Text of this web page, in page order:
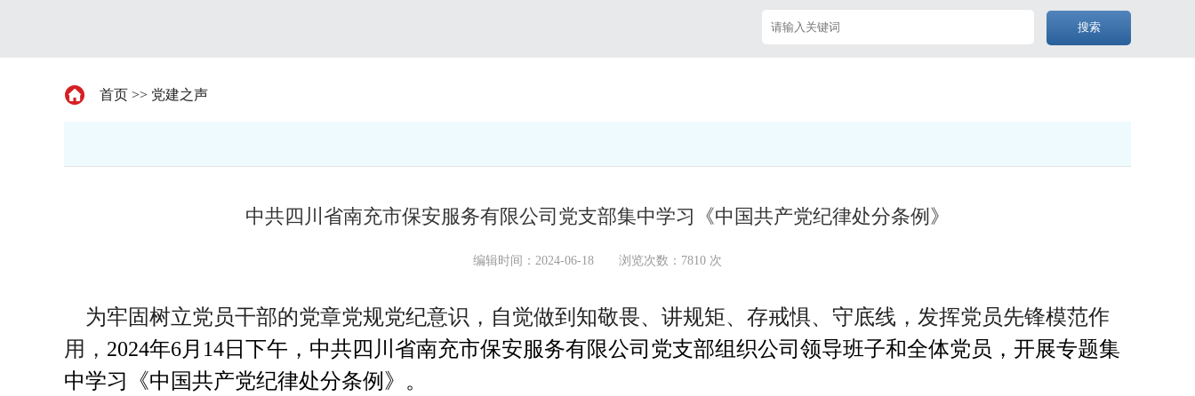
搜索
首页 >> 党建之声
中共四川省南充市保安服务有限公司党支部集中学习《中国共产党纪律处分条例》
编辑时间：2024-06-18 浏览次数：7810 次
为牢固树立党员干部的党章党规党纪意识，自觉做到知敬畏、讲规矩、存戒惧、守底线，发挥党员先锋模范作
用， 2024年6月 14日下午，中共四川省南充市保安服务有限公司党支部组织公司领导班子和全体党员，开展专题集
中学习《中国共产党纪律处分条例》。